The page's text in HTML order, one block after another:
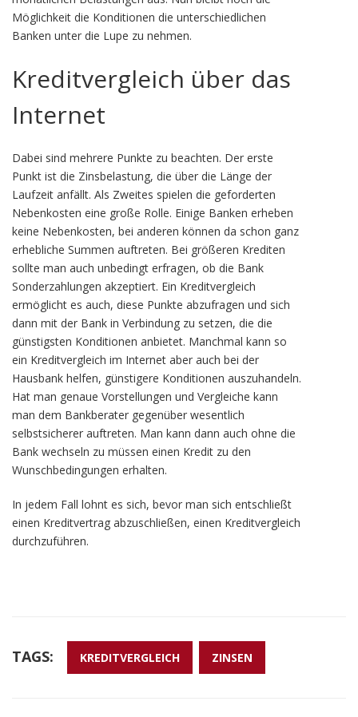
Möglichkeit die Konditionen die unterschiedlichen
Banken unter die Lupe zu nehmen.
Kreditvergleich über das
Internet
Dabei sind mehrere Punkte zu beachten. Der erste
Punkt ist die Zinsbelastung, die über die Länge der
Laufzeit anfällt. Als Zweites spielen die geforderten
Nebenkosten eine große Rolle. Einige Banken erheben
keine Nebenkosten, bei anderen können da schon ganz
erhebliche Summen auftreten. Bei größeren Krediten
sollte man auch unbedingt erfragen, ob die Bank
Sonderzahlungen akzeptiert. Ein Kreditvergleich
ermöglicht es auch, diese Punkte abzufragen und sich
dann mit der Bank in Verbindung zu setzen, die die
günstigsten Konditionen anbietet. Manchmal kann so
ein Kreditvergleich im Internet aber auch bei der
Hausbank helfen, günstigere Konditionen auszuhandeln.
Hat man genaue Vorstellungen und Vergleiche kann
man dem Bankberater gegenüber wesentlich
selbstsicherer auftreten. Man kann dann auch ohne die
Bank wechseln zu müssen einen Kredit zu den
Wunschbedingungen erhalten.
In jedem Fall lohnt es sich, bevor man sich entschließt
einen Kreditvertrag abzuschließen, einen Kreditvergleich
durchzuführen.
TAGS: KREDITVERGLEICH ZINSEN